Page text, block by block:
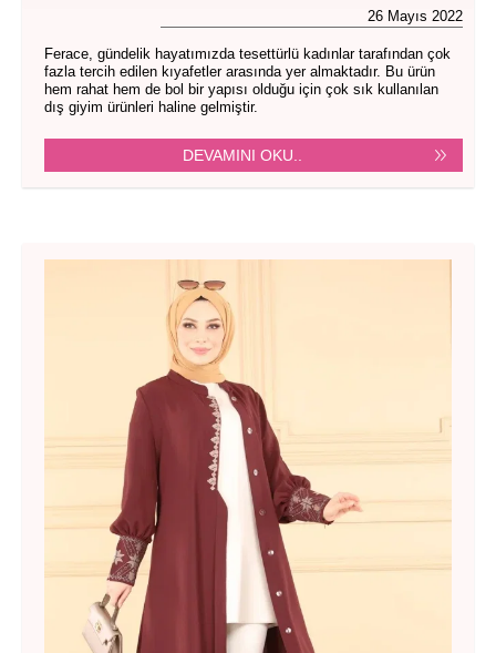
26 Mayıs 2022
Ferace, gündelik hayatımızda tesettürlü kadınlar tarafından çok
fazla tercih edilen kıyafetler arasında yer almaktadır. Bu ürün
hem rahat hem de bol bir yapısı olduğu için çok sık kullanılan
dış giyim ürünleri haline gelmiştir.
DEVAMINI OKU..